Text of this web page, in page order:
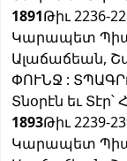
1891Թիւ 2236-
Կարապետ
Ալաճաճեան,
ՓՈՒՆՋ :
Տնօրէն եւ
1893Թիւ 2239-
Կարապետ